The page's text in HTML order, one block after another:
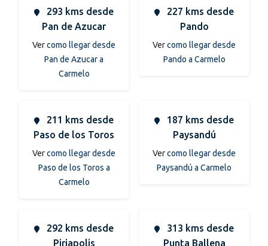
293 kms desde
Pan de Azucar
Vercomo llegar desde
Pan de Azucar a
Carmelo
227 kms desde
Pando
Vercomo llegar desde
Pando a Carmelo
211 kms desde
Paso de los Toros
Vercomo llegar desde
Paso de los Toros a
Carmelo
187 kms desde
Paysandú
Vercomo llegar desde
Paysandú a Carmelo
292 kms desde
Piriapolis
313 kms desde
Punta Ballena